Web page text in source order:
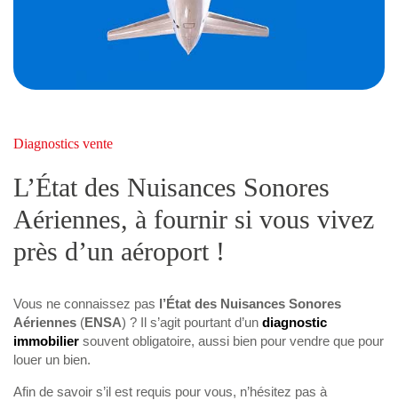
Diagnostics vente
L’État des Nuisances Sonores
Aériennes, à fournir si vous vivez
près d’un aéroport !
Vous ne connaissez pas l’État des Nuisances Sonores
Aériennes (ENSA) ? Il s’agit pourtant d’un diagnostic
immobilier souvent obligatoire, aussi bien pour vendre que pour
louer un bien.
Afin de savoir s’il est requis pour vous, n’hésitez pas à